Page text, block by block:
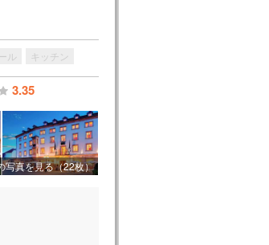
ル キッチン
3.35
写真を見る（22枚）